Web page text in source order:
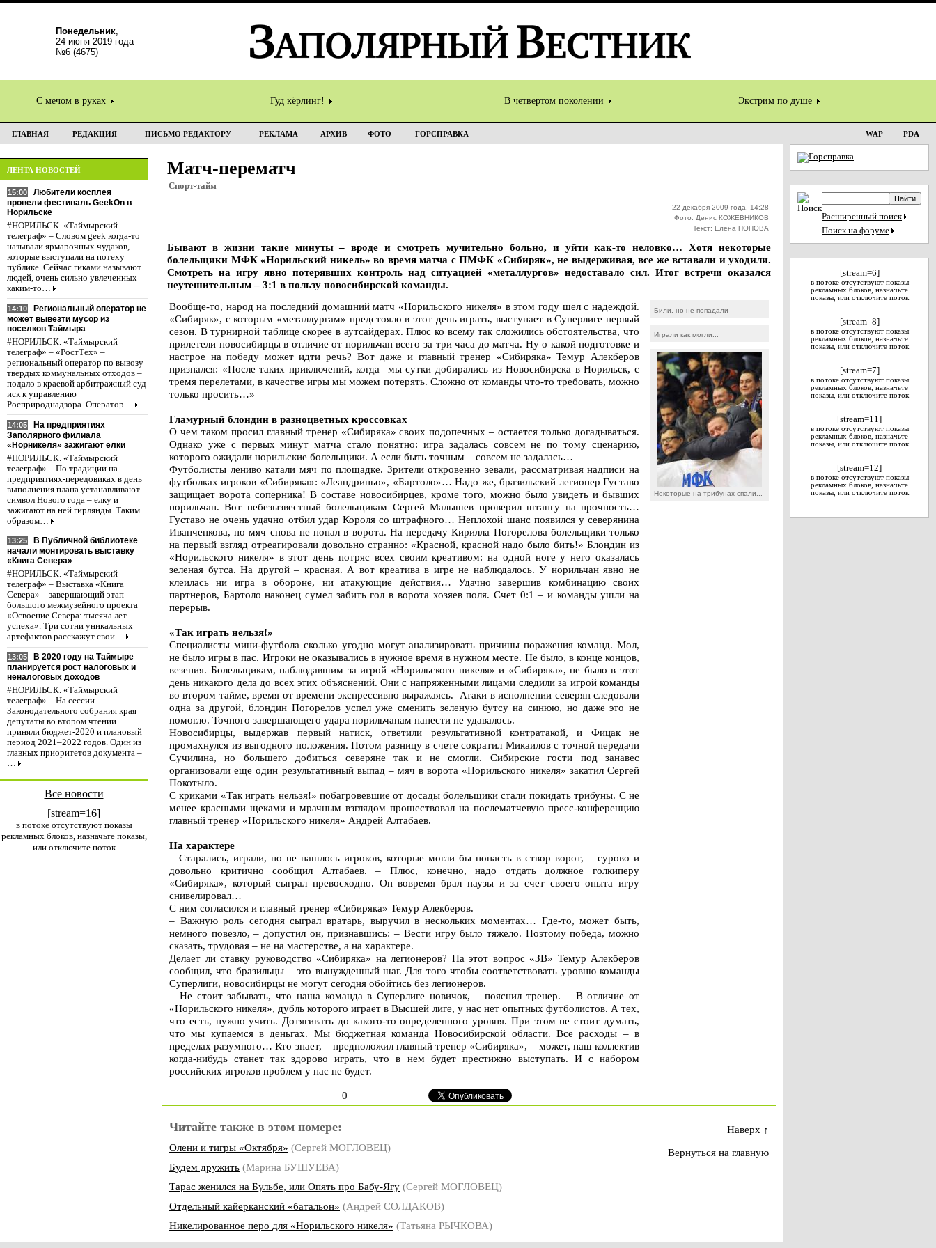
Понедельник,
24 июня 2019 года
№6 (4675)
С мечом в руках Гуд кёрлинг! В четвертом поколении Экстрим по душе
ГЛАВНАЯ РЕДАКЦИЯ ПИСЬМО РЕДАКТОРУ РЕКЛАМА АРХИВ ФОТО ГОРСПРАВКА WAP PDA
ЛЕНТА НОВОСТЕЙ
15:00
Любители косплея
провели фестиваль GeekOn в
Норильске
#НОРИЛЬСК. «Таймырский
телеграф» – Словом geek когда-то
называли ярмарочных чудаков,
которые выступали на потеху
публике. Сейчас гиками называют
людей, очень сильно увлеченных
каким-то…
14:10
Региональный оператор не
может вывезти мусор из
поселков Таймыра
#НОРИЛЬСК. «Таймырский
телеграф» – «РостТех» –
региональный оператор по вывозу
твердых коммунальных отходов –
подало в краевой арбитражный суд
иск к управлению
Росприроднадзора. Оператор…
14:05
На предприятиях
Заполярного филиала
«Норникеля» зажигают елки
#НОРИЛЬСК. «Таймырский
телеграф» – По традиции на
предприятиях-передовиках в день
выполнения плана устанавливают
символ Нового года – елку и
зажигают на ней гирлянды. Таким
образом…
13:25
В Публичной библиотеке
начали монтировать выставку
«Книга Севера»
#НОРИЛЬСК. «Таймырский
телеграф» – Выставка «Книга
Севера» – завершающий этап
большого межмузейного проекта
«Освоение Севера: тысяча лет
успеха». Три сотни уникальных
артефактов расскажут свои…
13:05
В 2020 году на Таймыре
планируется рост налоговых и
неналоговых доходов
#НОРИЛЬСК. «Таймырский
телеграф» – На сессии
Законодательного собрания края
депутаты во втором чтении
приняли бюджет-2020 и плановый
период 2021–2022 годов. Один из
главных приоритетов документа –
…
Все новости
[stream=16]
в потоке отсутствуют показы
рекламных блоков, назначьте показы,
или отключите поток
Матч-перематч
Спорт-тайм
22 декабря 2009 года, 14:28
Фото: Денис КОЖЕВНИКОВ
Текст: Елена ПОПОВА
Бывают в жизни такие минуты – вроде и смотреть мучительно больно, и уйти как-то неловко… Хотя некоторые
болельщики МФК «Норильский никель» во время матча с ПМФК «Сибиряк», не выдерживая, все же вставали и уходили.
Смотреть на игру явно потерявших контроль над ситуацией «металлургов» недоставало сил. Итог встречи оказался
неутешительным – 3:1 в пользу новосибирской команды.
Вообще-то, народ на последний домашний матч «Норильского никеля» в этом году шел с надеждой.
«Сибиряк», с которым «металлургам» предстояло в этот день играть, выступает в Суперлиге первый
сезон. В турнирной таблице скорее в аутсайдерах. Плюс ко всему так сложились обстоятельства, что
прилетели новосибирцы в отличие от норильчан всего за три часа до матча. Ну о какой подготовке и
настрое на победу может идти речь? Вот даже и главный тренер «Сибиряка» Темур Алекберов
признался: «После таких приключений, когда мы сутки добирались из Новосибирска в Норильск, с
тремя перелетами, в качестве игры мы можем потерять. Сложно от команды что-то требовать, можно
только просить…»
Гламурный блондин в разноцветных кроссовках
О чем таком просил главный тренер «Сибиряка» своих подопечных – остается только догадываться.
Однако уже с первых минут матча стало понятно: игра задалась совсем не по тому сценарию,
которого ожидали норильские болельщики. А если быть точным – совсем не задалась…
Футболисты лениво катали мяч по площадке. Зрители откровенно зевали, рассматривая надписи на
футболках игроков «Сибиряка»: «Леандриньо», «Бартоло»… Надо же, бразильский легионер Густаво
защищает ворота соперника! В составе новосибирцев, кроме того, можно было увидеть и бывших
норильчан. Вот небезызвестный болельщикам Сергей Малышев проверил штангу на прочность…
Густаво не очень удачно отбил удар Короля со штрафного… Неплохой шанс появился у северянина
Иванченкова, но мяч снова не попал в ворота. На передачу Кирилла Погорелова болельщики только
на первый взгляд отреагировали довольно странно: «Красной, красной надо было бить!» Блондин из
«Норильского никеля» в этот день потряс всех своим креативом: на одной ноге у него оказалась
зеленая бутса. На другой – красная. А вот креатива в игре не наблюдалось. У норильчан явно не
клеилась ни игра в обороне, ни атакующие действия… Удачно завершив комбинацию своих
партнеров, Бартоло наконец сумел забить гол в ворота хозяев поля. Счет 0:1 – и команды ушли на
перерыв.
«Так играть нельзя!»
Специалисты мини-футбола сколько угодно могут анализировать причины поражения команд. Мол,
не было игры в пас. Игроки не оказывались в нужное время в нужном месте. Не было, в конце концов,
везения. Болельщикам, наблюдавшим за игрой «Норильского никеля» и «Сибиряка», не было в этот
день никакого дела до всех этих объяснений. Они с напряженными лицами следили за игрой команды
во втором тайме, время от времени экспрессивно выражаясь. Атаки в исполнении северян следовали
одна за другой, блондин Погорелов успел уже сменить зеленую бутсу на синюю, но даже это не
помогло. Точного завершающего удара норильчанам нанести не удавалось.
Новосибирцы, выдержав первый натиск, ответили результативной контратакой, и Фицак не
промахнулся из выгодного положения. Потом разницу в счете сократил Микаилов с точной передачи
Сучилина, но большего добиться северяне так и не смогли. Сибирские гости под занавес
организовали еще один результативный выпад – мяч в ворота «Норильского никеля» закатил Сергей
Покотыло.
С криками «Так играть нельзя!» побагровевшие от досады болельщики стали покидать трибуны. С не
менее красными щеками и мрачным взглядом прошествовал на послематчевую пресс-конференцию
главный тренер «Норильского никеля» Андрей Алтабаев.
На характере
– Старались, играли, но не нашлось игроков, которые могли бы попасть в створ ворот, – сурово и
довольно критично сообщил Алтабаев. – Плюс, конечно, надо отдать должное голкиперу
«Сибиряка», который сыграл превосходно. Он вовремя брал паузы и за счет своего опыта игру
снивелировал…
С ним согласился и главный тренер «Сибиряка» Темур Алекберов.
– Важную роль сегодня сыграл вратарь, выручил в нескольких моментах… Где-то, может быть,
немного повезло, – допустил он, признавшись: – Вести игру было тяжело. Поэтому победа, можно
сказать, трудовая – не на мастерстве, а на характере.
Делает ли ставку руководство «Сибиряка» на легионеров? На этот вопрос «ЗВ» Темур Алекберов
сообщил, что бразильцы – это вынужденный шаг. Для того чтобы соответствовать уровню команды
Суперлиги, новосибирцы не могут сегодня обойтись без легионеров.
– Не стоит забывать, что наша команда в Суперлиге новичок, – пояснил тренер. – В отличие от
«Норильского никеля», дубль которого играет в Высшей лиге, у нас нет опытных футболистов. А тех,
что есть, нужно учить. Дотягивать до какого-то определенного уровня. При этом не стоит думать,
что мы купаемся в деньгах. Мы бюджетная команда Новосибирской области. Все расходы – в
пределах разумного… Кто знает, – предположил главный тренер «Сибиряка», – может, наш коллектив
когда-нибудь станет так здорово играть, что в нем будет престижно выступать. И с набором
российских игроков проблем у нас не будет.
Били, но не попадали
Играли как могли...
Некоторые на трибунах спали...
0
Читайте также в этом номере:
Олени и тигры «Октября» (Сергей МОГЛОВЕЦ)
Будем дружить (Марина БУШУЕВА)
Тарас женился на Бульбе, или Опять про Бабу-Ягу (Сергей МОГЛОВЕЦ)
Отдельный кайерканский «батальон» (Андрей СОЛДАКОВ)
Никелированное перо для «Норильского никеля» (Татьяна РЫЧКОВА)
Наверх ↑
Вернуться на главную
Расширенный поиск
Поиск на форуме
[stream=6]
в потоке отсутствуют показы
рекламных блоков, назначьте
показы, или отключите поток
[stream=8]
в потоке отсутствуют показы
рекламных блоков, назначьте
показы, или отключите поток
[stream=7]
в потоке отсутствуют показы
рекламных блоков, назначьте
показы, или отключите поток
[stream=11]
в потоке отсутствуют показы
рекламных блоков, назначьте
показы, или отключите поток
[stream=12]
в потоке отсутствуют показы
рекламных блоков, назначьте
показы, или отключите поток